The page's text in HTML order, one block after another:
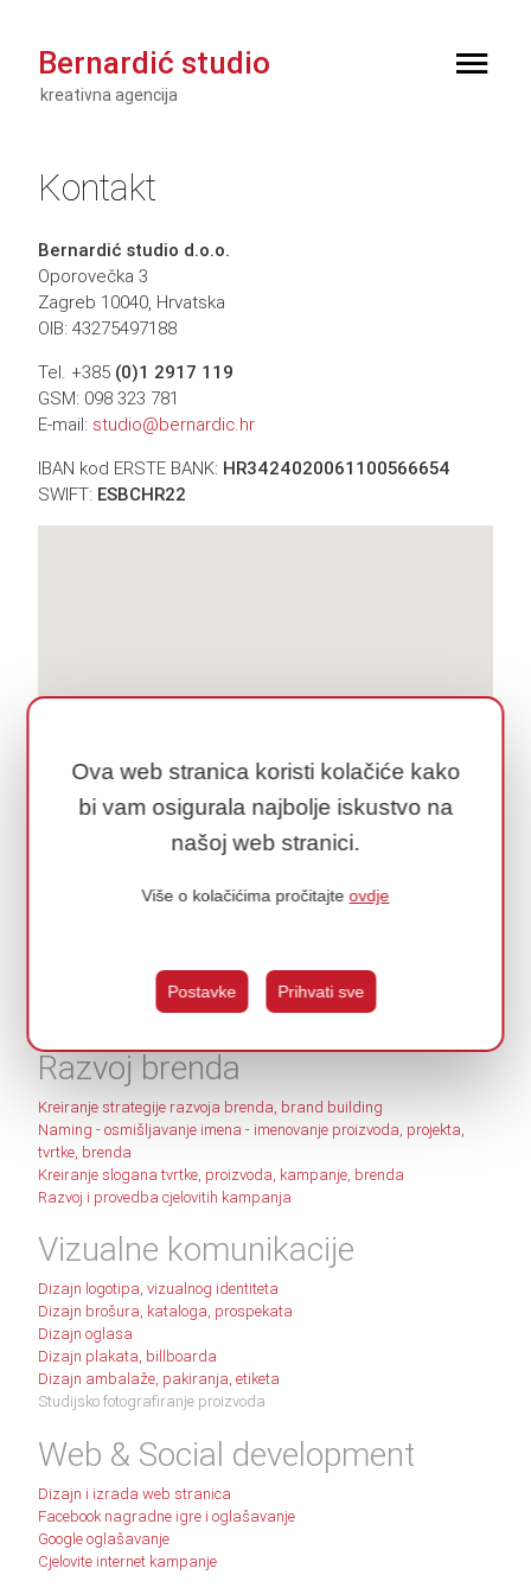
Ova web stranica koristi kolačiće kako
bi vam osigurala najbolje iskustvo na
našoj web stranici.
Više o kolačićima pročitajteovdje
Postavke Prihvati sve
Bernardić studio
kreativna agencija
Kontakt
Bernardić studio d.o.o.
Oporovečka 3
Zagreb 10040, Hrvatska
OIB: 43275497188
Tel. +385 (0)1 2917 119
GSM: 098 323 781
E-mail: studio@bernardic.hr
IBAN kod ERSTE BANK: HR3424020061100566654
SWIFT: ESBCHR22
Razvoj brenda
Kreiranje strategije razvoja brenda, brand building
Naming - osmišljavanje imena - imenovanje proizvoda, projekta,
tvrtke, brenda
Kreiranje slogana tvrtke, proizvoda, kampanje, brenda
Razvoj i provedba cjelovitih kampanja
Vizualne komunikacije
Dizajn logotipa, vizualnog identiteta
Dizajn brošura, kataloga, prospekata
Dizajn oglasa
Dizajn plakata, billboarda
Dizajn ambalaže, pakiranja, etiketa
Studijsko fotografiranje proizvoda
Web & Social development
Dizajn i izrada web stranica
Facebook nagradne igre i oglašavanje
Google oglašavanje
Cjelovite internet kampanje